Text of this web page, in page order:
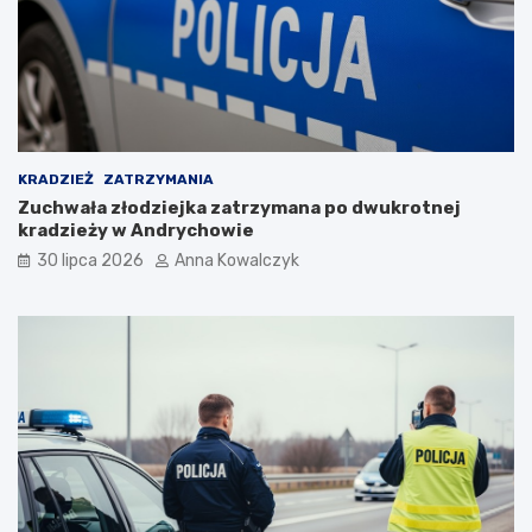
i
p
o
p
a
n
d
e
m
i
KRADZIEŻ ZATRZYMANIA
Zuchwała złodziejka zatrzymana po dwukrotnej
kradzieży w Andrychowie
30 lipca 2026 Anna Kowalczyk